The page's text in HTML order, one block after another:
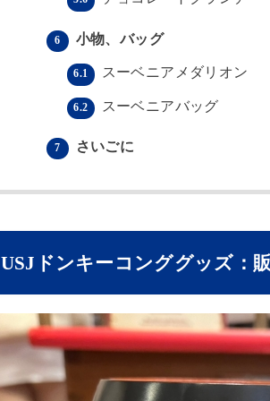
6 小物、バッグ
6.1 スーベニアメダリオン
6.2 スーベニアバッグ
7 さいごに
USJドンキーコンググッズ：